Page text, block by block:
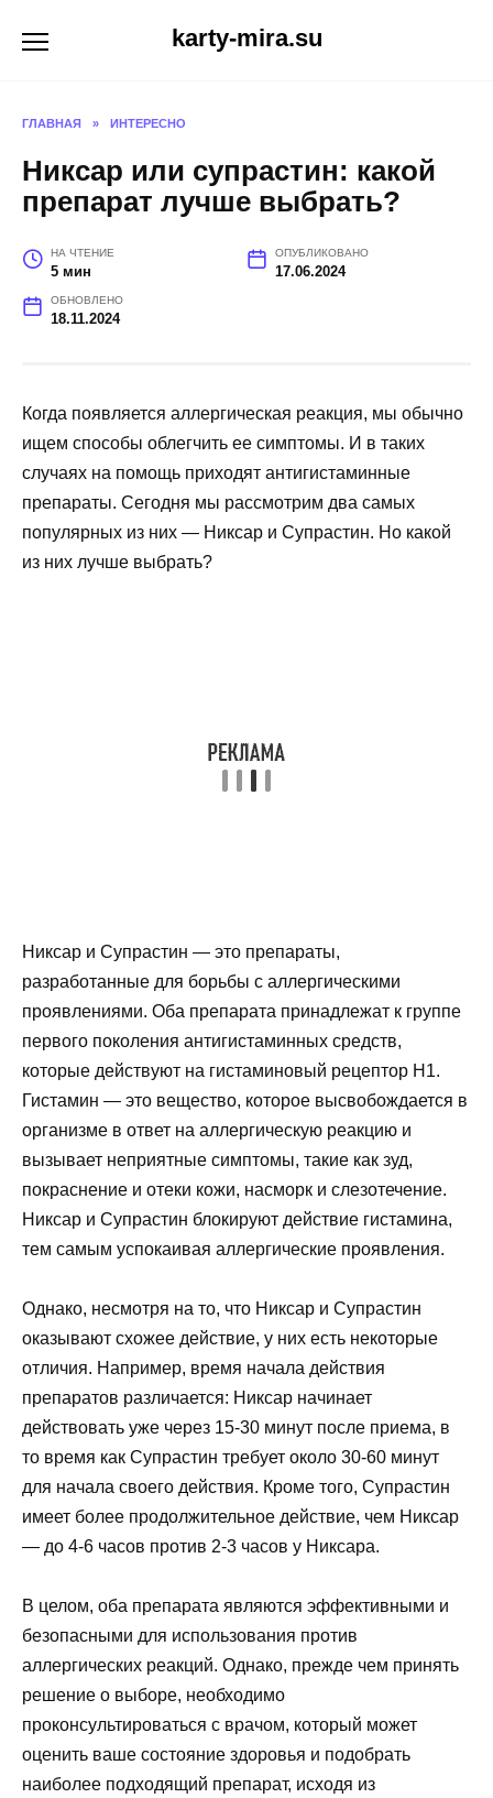
karty-mira.su
ГЛАВНАЯ » ИНТЕРЕСНО
Никсар или супрастин: какой
препарат лучше выбрать?
НА ЧТЕНИЕ
5 мин
ОПУБЛИКОВАНО
17.06.2024
ОБНОВЛЕНО
18.11.2024
Когда появляется аллергическая реакция, мы обычно
ищем способы облегчить ее симптомы. И в таких
случаях на помощь приходят антигистаминные
препараты. Сегодня мы рассмотрим два самых
популярных из них — Никсар и Супрастин. Но какой
из них лучше выбрать?
Никсар и Супрастин — это препараты,
разработанные для борьбы с аллергическими
проявлениями. Оба препарата принадлежат к группе
первого поколения антигистаминных средств,
которые действуют на гистаминовый рецептор H1.
Гистамин — это вещество, которое высвобождается в
организме в ответ на аллергическую реакцию и
вызывает неприятные симптомы, такие как зуд,
покраснение и отеки кожи, насморк и слезотечение.
Никсар и Супрастин блокируют действие гистамина,
тем самым успокаивая аллергические проявления.
Однако, несмотря на то, что Никсар и Супрастин
оказывают схожее действие, у них есть некоторые
отличия. Например, время начала действия
препаратов различается: Никсар начинает
действовать уже через 15-30 минут после приема, в
то время как Супрастин требует около 30-60 минут
для начала своего действия. Кроме того, Супрастин
имеет более продолжительное действие, чем Никсар
— до 4-6 часов против 2-3 часов у Никсара.
В целом, оба препарата являются эффективными и
безопасными для использования против
аллергических реакций. Однако, прежде чем принять
решение о выборе, необходимо
проконсультироваться с врачом, который может
оценить ваше состояние здоровья и подобрать
наиболее подходящий препарат, исходя из